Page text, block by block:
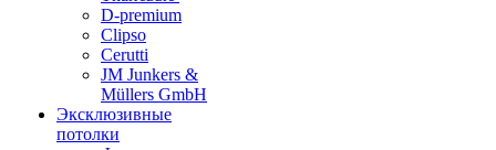
D-premium
Clipso
Cerutti
JM Junkers &
Müllers GmbH
Эксклюзивные
потолки